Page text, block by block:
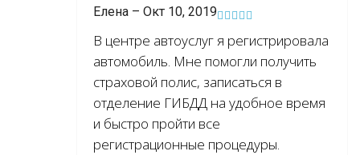
Елена – Окт 10, 2019
В центре автоуслуг я регистрировала
автомобиль. Мне помогли получить
страховой полис, записаться в
отделение ГИБДД на удобное время
и быстро пройти все
регистрационные процедуры.